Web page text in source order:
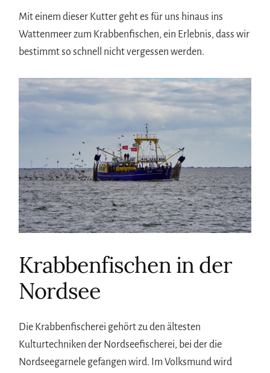
Mit einem dieser Kutter geht es für uns hinaus ins
Wattenmeer zum Krabbenfischen, ein Erlebnis, dass wir
bestimmt so schnell nicht vergessen werden.
Krabbenfischen in der
Nordsee
Die Krabbenfischerei gehört zu den ältesten
Kulturtechniken der Nordseefischerei, bei der die
Nordseegarnele gefangen wird. Im Volksmund wird